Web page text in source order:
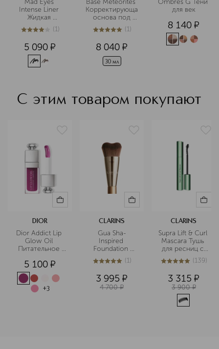
Mad Eyes
Intense Liner
Жидкая
подводка для
глаз
4из 51 (1)
5 090 ¤
Base Météorites
Корректирующая
основа под
макияж
5из 51 (1)
8 040 ¤
30 мл
Ombres G Тени
для век
8 140 ¤
С этим товаром покупают
DIOR
Dior Addict Lip
Glow Oil
Питательное
5 100 ¤
+3
CLARINS
Gua Sha-
Inspired
Foundation
Brush Кисть для
тона,
эффект
5из 51 (1)
3 995 ¤
4 700 ¤
CLARINS
Supra Lift & Curl
Mascara Тушь
для ресниц с
эффектом
подкручивания
4.9из5139 (139)
3 315 ¤
3 900 ¤